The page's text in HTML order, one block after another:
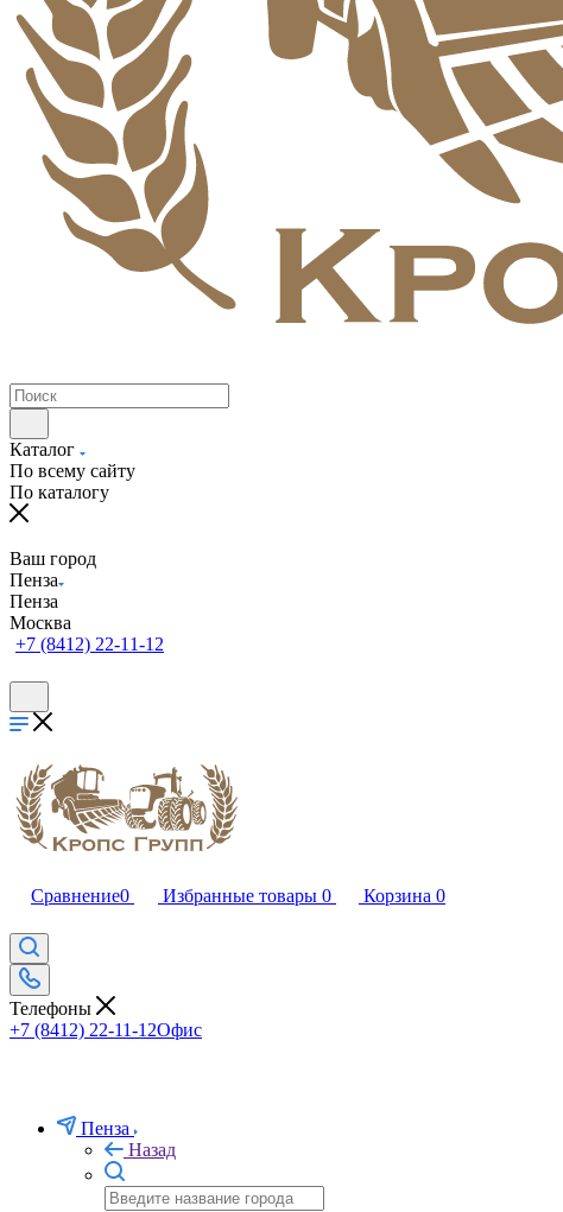
Каталог
По всему сайту
По каталогу
Ваш город
Пенза
Пенза
Москва
+7 (8412) 22-11-12
Сравнение0 Избранные товары 0 Корзина 0
Телефоны
+7 (8412) 22-11-12Офис
Пенза
Назад